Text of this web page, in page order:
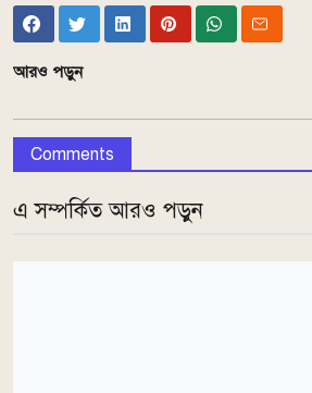
আরও পড়ুন
Comments
এ সম্পর্কিত আরও পড়ুন